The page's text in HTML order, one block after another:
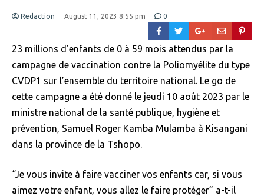
Redaction August 11, 2023 8:55 pm 0
23 millions d’enfants de 0 à 59 mois attendus par la
campagne de vaccination contre la Poliomyélite du type
CVDP1 sur l’ensemble du territoire national. Le go de
cette campagne a été donné le jeudi 10 août 2023 par le
ministre national de la santé publique, hygiène et
prévention, Samuel Roger Kamba Mulamba à Kisangani
dans la province de la Tshopo.
“Je vous invite à faire vacciner vos enfants car, si vous
aimez votre enfant, vous allez le faire protéger” a-t-il